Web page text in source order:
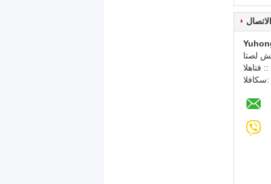
شخص:
الهاتف ::
الفاكس: